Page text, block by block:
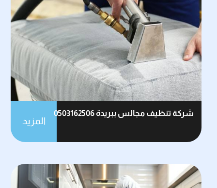
شركة تنظيف مجالس ببريدة 0503162506
المزيد